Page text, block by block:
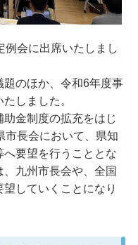
例会に出席いたしまし
のほか、令和6年度事
しました。
金制度の拡充をはじ
市長会において、県知
要望を行うこととな
九州市長会や、全国
していくことになり